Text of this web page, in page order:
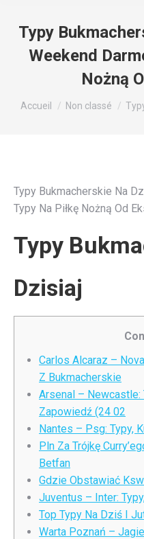
Typy
Weekend
Nożną
Vous êtes ici :
Accueil Non classé
Typy Bukmacherskie Na
Typy Na Piłkę Nożną Od
Typy
Dzisiaj
Carlos Alcaraz –
Z Bukmacherskie
Arsenal – Newcastle:
Zapowiedź (24 02
Nantes – Psg: Typy,
Pln Za Trójkę
Betfan
Gdzie Obstawiać
Juventus – Inter:
Top Typy Na Dziś I
Warta Poznań –